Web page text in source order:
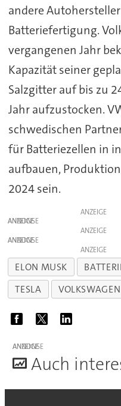
andere
Batteriefertigung.
vergangenen Jahr
Kapazität seiner
Salzgitter auf bis zu
Jahr aufzustocken.
schwedischen
für Batteriezellen in
aufbauen,
2024 sein.
ANZEIGE
ANZEIGE
ANZEIGE
ANZEIGE
ANZEIGE
ELON MUSK
TESLA
VOLKSWAGEN
ANZEIGE
Auch